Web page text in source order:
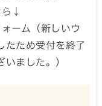
ら↓
ーム（新しいウ
たため受付を終了
いました。）